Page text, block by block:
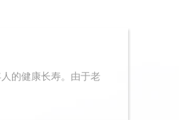
的健康长寿。由于老